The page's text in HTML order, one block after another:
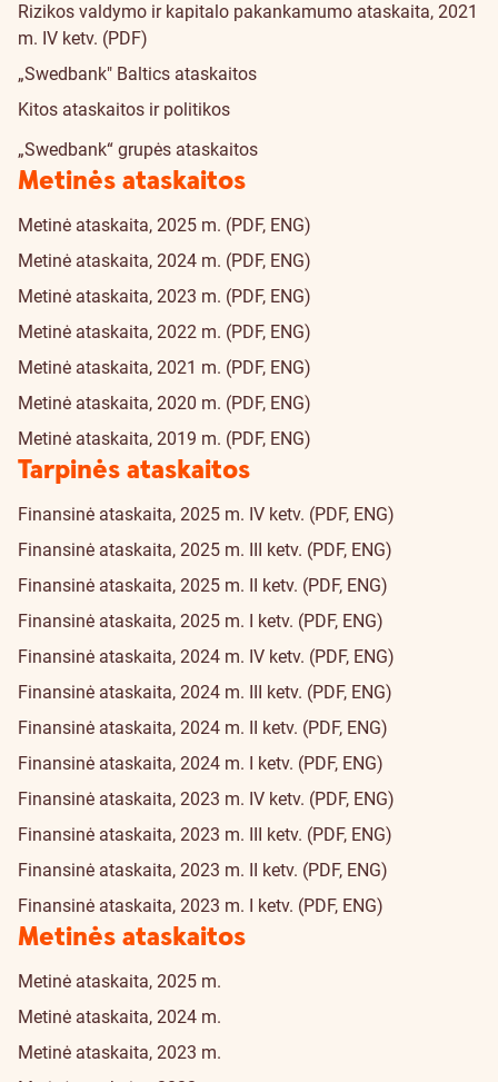
Rizikos valdymo ir kapitalo pakankamumo ataskaita, 2021
m. IV ketv. (PDF)
„Swedbank" Baltics ataskaitos
Kitos ataskaitos ir politikos
„Swedbank“ grupės ataskaitos
Metinės ataskaitos
Metinė ataskaita, 2025 m. (PDF, ENG)
Metinė ataskaita, 2024 m. (PDF, ENG)
Metinė ataskaita, 2023 m. (PDF, ENG)
Metinė ataskaita, 2022 m. (PDF, ENG)
Metinė ataskaita, 2021 m. (PDF, ENG)
Metinė ataskaita, 2020 m. (PDF, ENG)
Metinė ataskaita, 2019 m. (PDF, ENG)
Tarpinės ataskaitos
Finansinė ataskaita, 2025 m. IV ketv. (PDF, ENG)
Finansinė ataskaita, 2025 m. III ketv. (PDF, ENG)
Finansinė ataskaita, 2025 m. II ketv. (PDF, ENG)
Finansinė ataskaita, 2025 m. I ketv. (PDF, ENG)
Finansinė ataskaita, 2024 m. IV ketv. (PDF, ENG)
Finansinė ataskaita, 2024 m. III ketv. (PDF, ENG)
Finansinė ataskaita, 2024 m. II ketv. (PDF, ENG)
Finansinė ataskaita, 2024 m. I ketv. (PDF, ENG)
Finansinė ataskaita, 2023 m. IV ketv. (PDF, ENG)
Finansinė ataskaita, 2023 m. III ketv. (PDF, ENG)
Finansinė ataskaita, 2023 m. II ketv. (PDF, ENG)
Finansinė ataskaita, 2023 m. I ketv. (PDF, ENG)
Metinės ataskaitos
Metinė ataskaita, 2025 m.
Metinė ataskaita, 2024 m.
Metinė ataskaita, 2023 m.